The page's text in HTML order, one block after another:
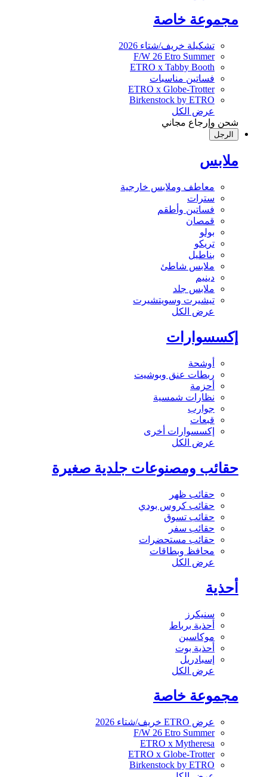
مجموعة خاصة
تشكيلة خريف/شتاء 2026
F/W 26 Etro Summer
ETRO x Tabby Booth
فساتين مناسبات
ETRO x Globe-Trotter
Birkenstock by ETRO
عرض الكل
شحن وإرجاع مجاني
الرجل
ملابس
معاطف وملابس خارجية
سترات
فساتين وأطقم
قمصان
بولو
تريكو
بناطيل
ملابس شاطئ
دينيم
ملابس جلد
تيشيرت وسويتشيرت
عرض الكل
إكسسوارات
أوشحة
ربطات عنق وبوشيت
أحزمة
نظارات شمسية
جوارب
قبعات
إكسسوارات أخرى
عرض الكل
حقائب ومصنوعات جلدية صغيرة
حقائب ظهر
حقائب كروس بودي
حقائب تسوق
حقائب سفر
حقائب مستحضرات
محافظ وبطاقات
عرض الكل
أحذية
سنيكرز
أحذية برباط
موكاسين
أحذية بوت
إسبادريل
عرض الكل
مجموعة خاصة
عرض ETRO خريف/شتاء 2026
F/W 26 Etro Summer
ETRO x Mytheresa
ETRO x Globe-Trotter
Birkenstock by ETRO